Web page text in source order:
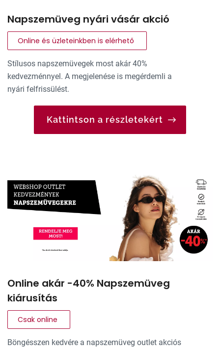
Napszemüveg nyári vásár akció
Online és üzleteinkben is elérhető
Stílusos napszemüvegek most akár 40%
kedvezménnyel. A megjelenése is megérdemli a
nyári felfrissülést.
Kattintson a részletekért
Online akár -40% Napszemüveg
kiárusítás
Csak online
Böngésszen kedvére a napszemüveg outlet akciós